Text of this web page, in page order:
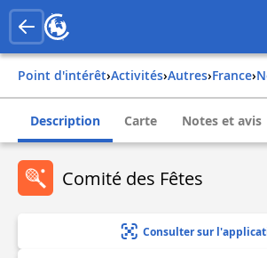
Point d'intérêt› Activités› Autres› france›
Description Carte Notes et avis
Comité des Fêtes
Consulter sur